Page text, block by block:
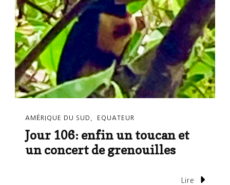
AMÉRIQUE DU SUD EQUATEUR
Jour 106: enfin un toucan et
un concert de grenouilles
Lire